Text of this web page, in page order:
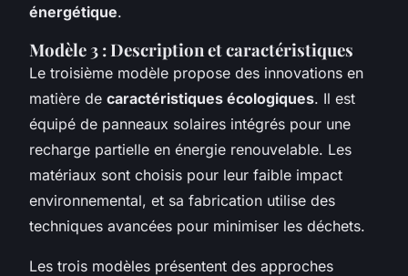
énergétique.
Modèle 3 : Description et caractéristiques
Le troisième modèle propose des innovations en
matière de caractéristiques écologiques. Il est
équipé de panneaux solaires intégrés pour une
recharge partielle en énergie renouvelable. Les
matériaux sont choisis pour leur faible impact
environnemental, et sa fabrication utilise des
techniques avancées pour minimiser les déchets.
Les trois modèles présentent des approches